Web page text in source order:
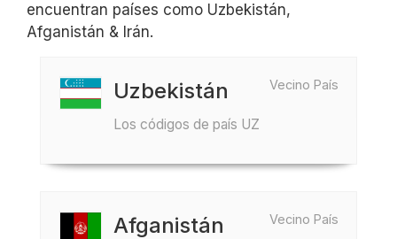
encuentran países como Uzbekistán,
Afganistán & Irán.
Vecino País
Uzbekistán
Los códigos de país UZ
Vecino País
Afganistán